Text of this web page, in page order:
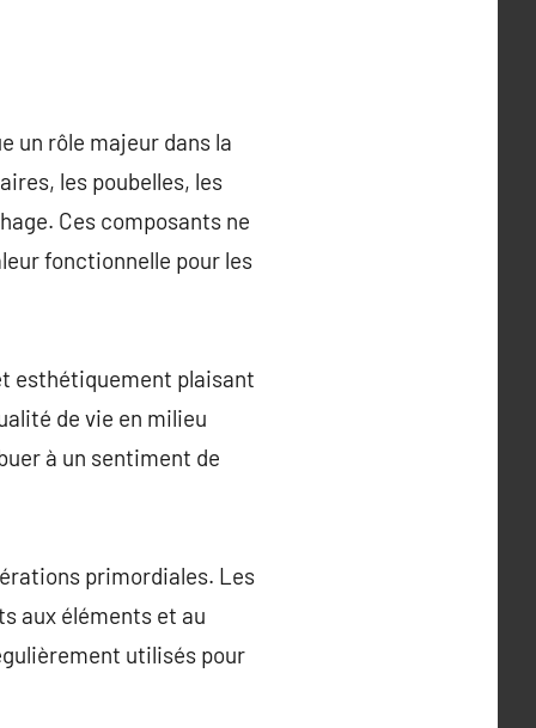
un rôle majeur dans la
les poubelles, les
Ces composants ne
fonctionnelle pour les
esthétiquement plaisant
de vie en milieu
à un sentiment de
primordiales. Les
aux éléments et au
utilisés pour